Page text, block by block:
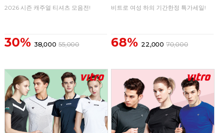
2026 시즌 캐주얼 티셔츠 모음전!
30% 38,000 55,000
비트로 여성 하의 기간한정 특가세일!
68% 22,000 70,000